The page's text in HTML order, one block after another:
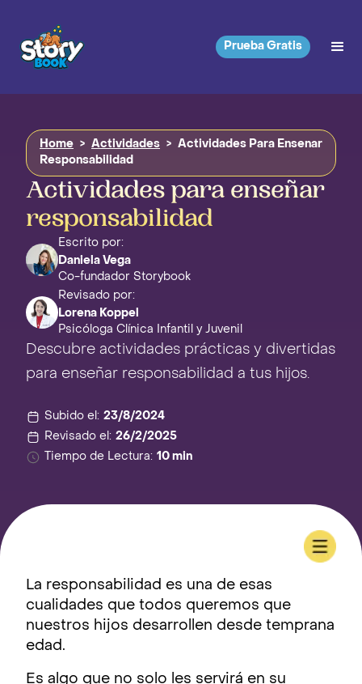
Prueba Gratis
Home > Actividades >
Actividades Para Ensenar
Responsabilidad
Actividades para enseñar
responsabilidad
Escrito por:
Daniela Vega
Co-fundador Storybook
Revisado por:
Lorena Koppel
Psicóloga Clínica Infantil y Juvenil
Descubre actividades prácticas y divertidas
para enseñar responsabilidad a tus hijos.
Subido el: 23/8/2024
Revisado el: 26/2/2025
Tiempo de Lectura: 10 min
La responsabilidad es una de esas
cualidades que todos queremos que
nuestros hijos desarrollen desde temprana
edad.
Es algo que no solo les servirá en su